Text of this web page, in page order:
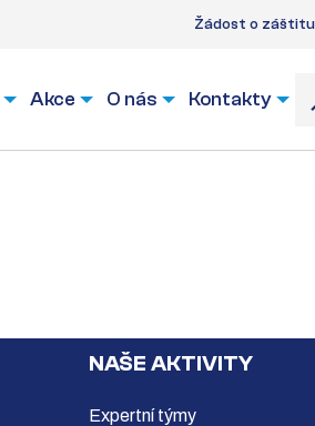
Žádost o záštitu
Akce O nás Kontakty
NAŠE AKTIVITY
Expertní týmy